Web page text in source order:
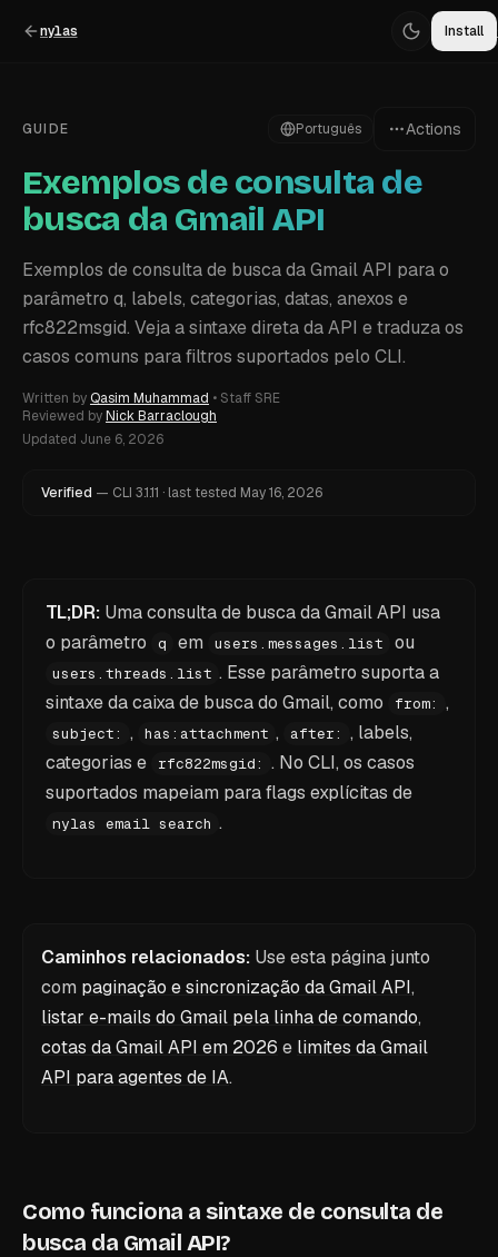
nylas Install
GUIDE Português Actions
Exemplos de consulta de
busca da Gmail API
Exemplos de consulta de busca da Gmail API para o
parâmetro q, labels, categorias, datas, anexos e
rfc822msgid. Veja a sintaxe direta da API e traduza os
casos comuns para filtros suportados pelo CLI.
Written by Qasim Muhammad • Staff SRE
Reviewed byNick Barraclough
Updated June 6, 2026
Verified — CLI 3.1.11 · last tested May 16, 2026
TL;DR: Uma consulta de busca da Gmail API usa
o parâmetro
q em users.messages.list ou
users.threads.list . Esse parâmetro suporta a
sintaxe da caixa de busca do Gmail, como
from: ,
subject: , has:attachment , after: , labels,
categorias e
rfc822msgid: . No CLI, os casos
suportados mapeiam para flags explícitas de
nylas email search .
Caminhos relacionados: Use esta página junto
com paginação e sincronização da Gmail API,
listar e-mails do Gmail pela linha de comando,
cotas da Gmail API em 2026 e limites da Gmail
API para agentes de IA.
Como funciona a sintaxe de consulta de
busca da Gmail API?